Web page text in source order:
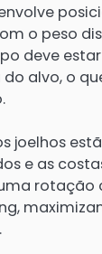
o peso
deve
alvo, o
joelhos
e as
rotação